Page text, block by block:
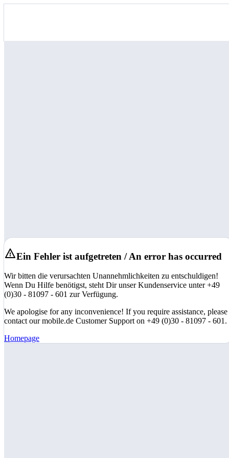
Ein Fehler ist aufgetreten / An error has occurred
Wir bitten die verursachten Unannehmlichkeiten zu entschuldigen!
Wenn Du Hilfe benötigst, steht Dir unser Kundenservice unter +49
(0)30 - 81097 - 601 zur Verfügung.
We apologise for any inconvenience! If you require assistance, please
contact our mobile.de Customer Support on +49 (0)30 - 81097 - 601.
Homepage